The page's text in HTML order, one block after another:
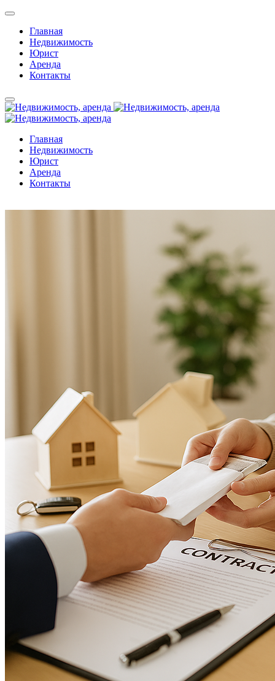
Главная
Недвижимость
Юрист
Аренда
Контакты
Главная
Недвижимость
Юрист
Аренда
Контакты